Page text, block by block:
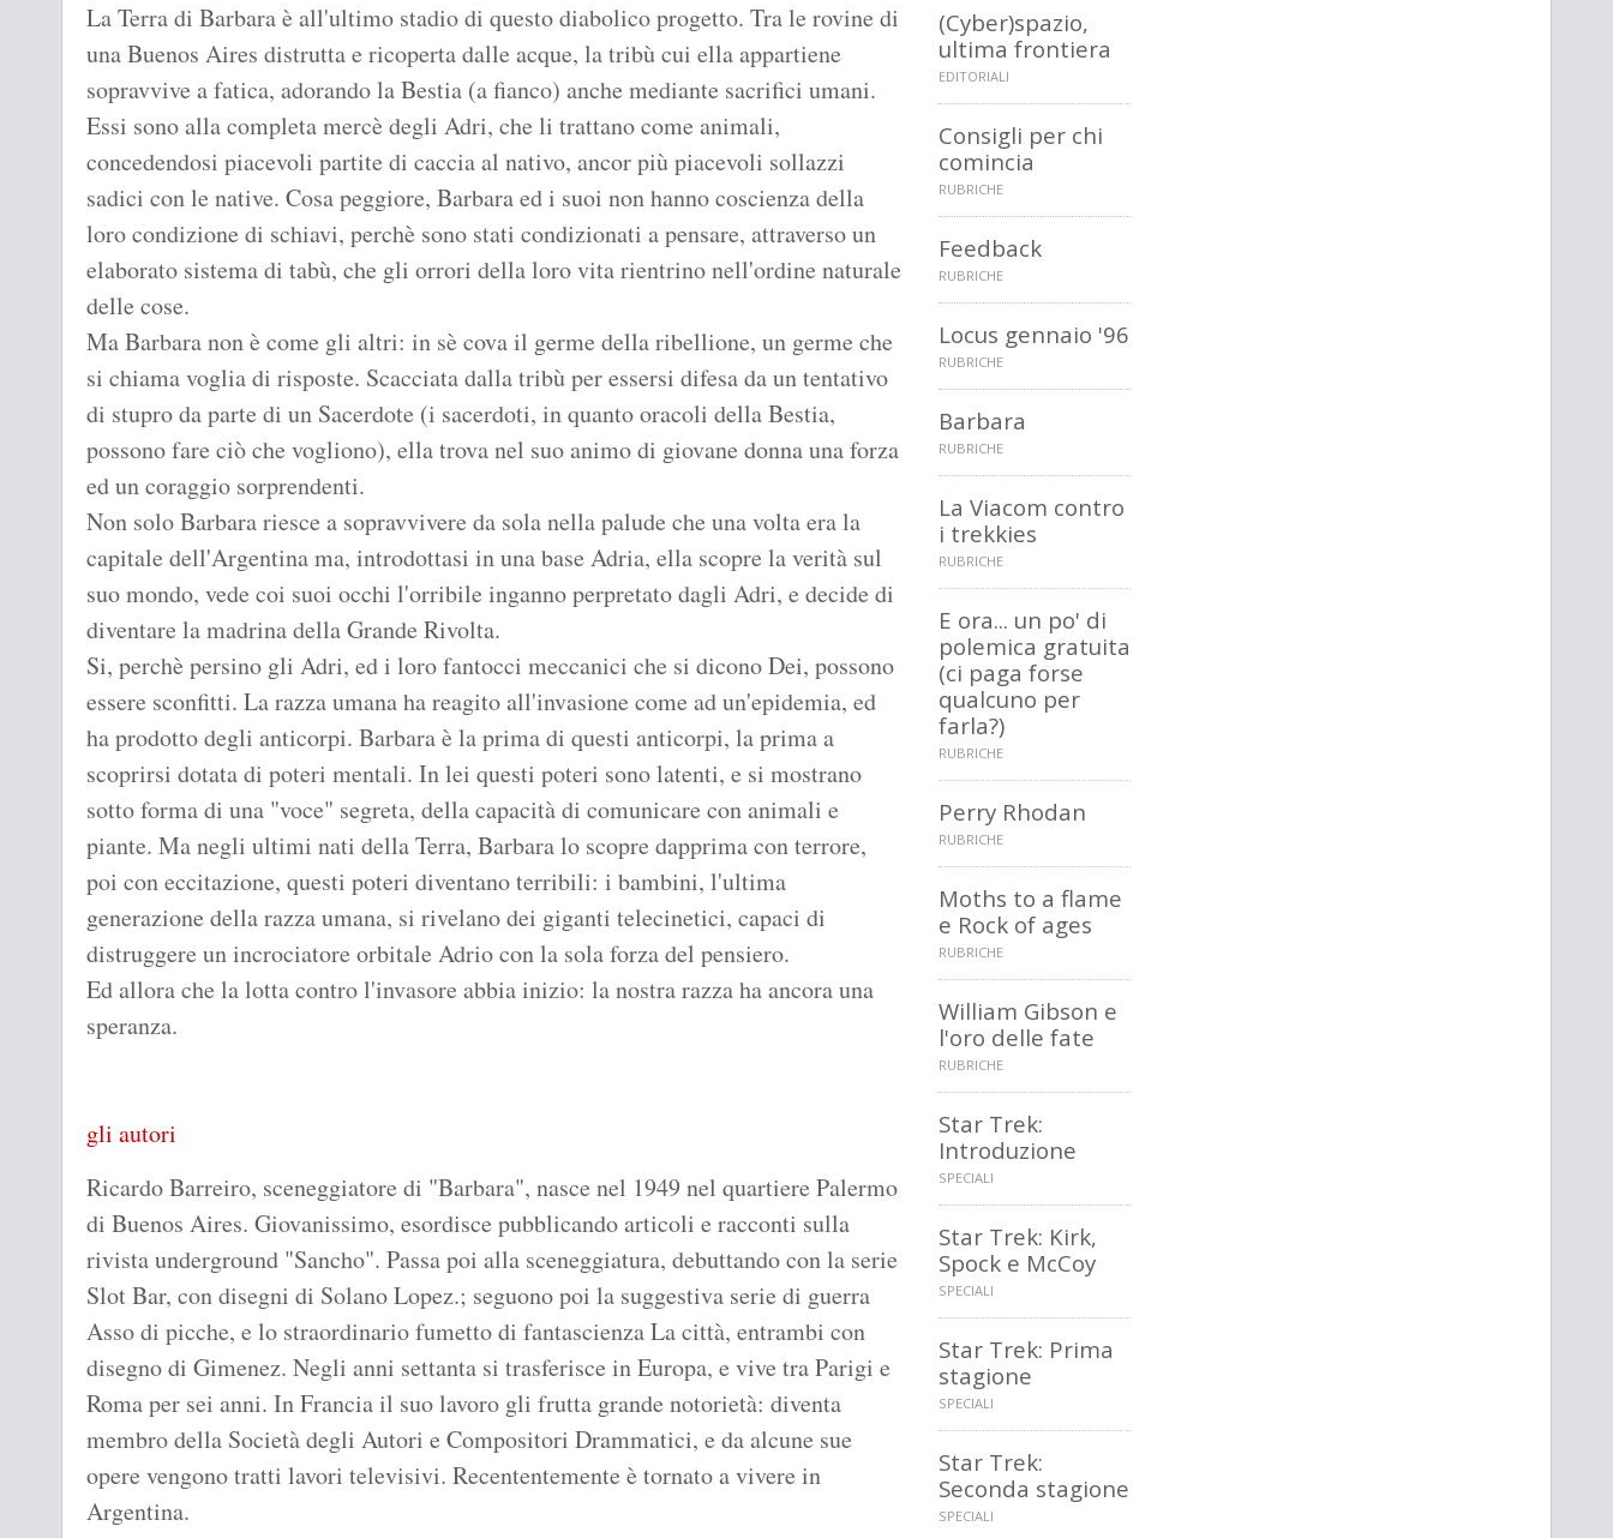
La Terra di Barbara è all'ultimo stadio di questo diabolico progetto. Tra le rovine di
una Buenos Aires distrutta e ricoperta dalle acque, la tribù cui ella appartiene
sopravvive a fatica, adorando la Bestia (a fianco) anche mediante sacrifici umani.
Essi sono alla completa mercè degli Adri, che li trattano come animali,
concedendosi piacevoli partite di caccia al nativo, ancor più piacevoli sollazzi
sadici con le native. Cosa peggiore, Barbara ed i suoi non hanno coscienza della
loro condizione di schiavi, perchè sono stati condizionati a pensare, attraverso un
elaborato sistema di tabù, che gli orrori della loro vita rientrino nell'ordine naturale
delle cose.
Ma Barbara non è come gli altri: in sè cova il germe della ribellione, un germe che
si chiama voglia di risposte. Scacciata dalla tribù per essersi difesa da un tentativo
di stupro da parte di un Sacerdote (i sacerdoti, in quanto oracoli della Bestia,
possono fare ciò che vogliono), ella trova nel suo animo di giovane donna una forza
ed un coraggio sorprendenti.
Non solo Barbara riesce a sopravvivere da sola nella palude che una volta era la
capitale dell'Argentina ma, introdottasi in una base Adria, ella scopre la verità sul
suo mondo, vede coi suoi occhi l'orribile inganno perpretato dagli Adri, e decide di
diventare la madrina della Grande Rivolta.
Si, perchè persino gli Adri, ed i loro fantocci meccanici che si dicono Dei, possono
essere sconfitti. La razza umana ha reagito all'invasione come ad un'epidemia, ed
ha prodotto degli anticorpi. Barbara è la prima di questi anticorpi, la prima a
scoprirsi dotata di poteri mentali. In lei questi poteri sono latenti, e si mostrano
sotto forma di una "voce" segreta, della capacità di comunicare con animali e
piante. Ma negli ultimi nati della Terra, Barbara lo scopre dapprima con terrore,
poi con eccitazione, questi poteri diventano terribili: i bambini, l'ultima
generazione della razza umana, si rivelano dei giganti telecinetici, capaci di
distruggere un incrociatore orbitale Adrio con la sola forza del pensiero.
Ed allora che la lotta contro l'invasore abbia inizio: la nostra razza ha ancora una
speranza.
gli autori
Ricardo Barreiro, sceneggiatore di "Barbara", nasce nel 1949 nel quartiere Palermo
di Buenos Aires. Giovanissimo, esordisce pubblicando articoli e racconti sulla
rivista underground "Sancho". Passa poi alla sceneggiatura, debuttando con la serie
Slot Bar, con disegni di Solano Lopez.; seguono poi la suggestiva serie di guerra
Asso di picche, e lo straordinario fumetto di fantascienza La città, entrambi con
disegno di Gimenez. Negli anni settanta si trasferisce in Europa, e vive tra Parigi e
Roma per sei anni. In Francia il suo lavoro gli frutta grande notorietà: diventa
membro della Società degli Autori e Compositori Drammatici, e da alcune sue
opere vengono tratti lavori televisivi. Recententemente è tornato a vivere in
Argentina.
(Cyber)spazio,
ultima frontiera
EDITORIALI
Consigli per chi
comincia
RUBRICHE
Feedback
RUBRICHE
Locus gennaio '96
RUBRICHE
Barbara
RUBRICHE
La Viacom contro
i trekkies
RUBRICHE
E ora... un po' di
polemica gratuita
(ci paga forse
qualcuno per
farla?)
RUBRICHE
Perry Rhodan
RUBRICHE
Moths to a flame
e Rock of ages
RUBRICHE
William Gibson e
l'oro delle fate
RUBRICHE
Star Trek:
Introduzione
SPECIALI
Star Trek: Kirk,
Spock e McCoy
SPECIALI
Star Trek: Prima
stagione
SPECIALI
Star Trek:
Seconda stagione
SPECIALI